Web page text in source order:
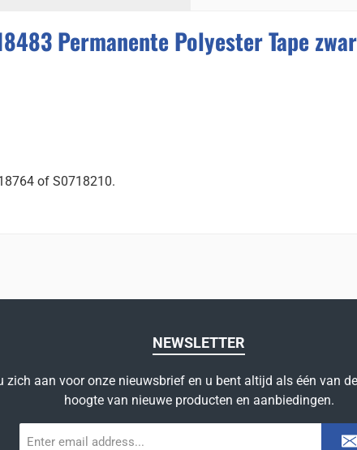
Permanente Polyester Tape
of S0718210.
NEWSLETTER
zich aan voor onze nieuwsbrief en u bent altijd als één van
hoogte van nieuwe producten en aanbiedingen.